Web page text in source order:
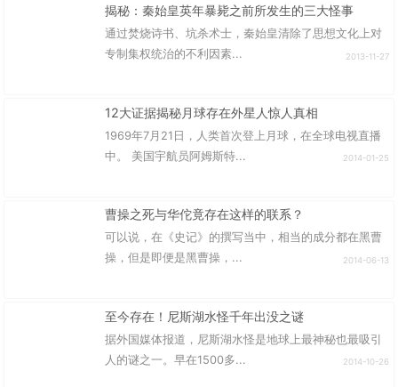
揭秘：秦始皇英年暴毙之前所发生的三大怪事
通过焚烧诗书、坑杀术士，秦始皇清除了思想文化上对
专制集权统治的不利因素...
2013-11-27
12大证据揭秘月球存在外星人惊人真相
1969年7月21日，人类首次登上月球，在全球电视直播
中。 美国宇航员阿姆斯特...
2014-01-25
曹操之死与华佗竟存在这样的联系？
可以说，在《史记》的撰写当中，相当的成分都在黑曹
操，但是即便是黑曹操，...
2014-06-13
至今存在！尼斯湖水怪千年出没之谜
据外国媒体报道，尼斯湖水怪是地球上最神秘也最吸引
人的谜之一。早在1500多...
2014-10-26